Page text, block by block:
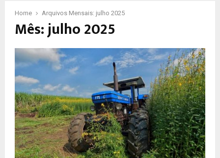
Home Arquivos Mensais: julho 2025
Mês: julho 2025